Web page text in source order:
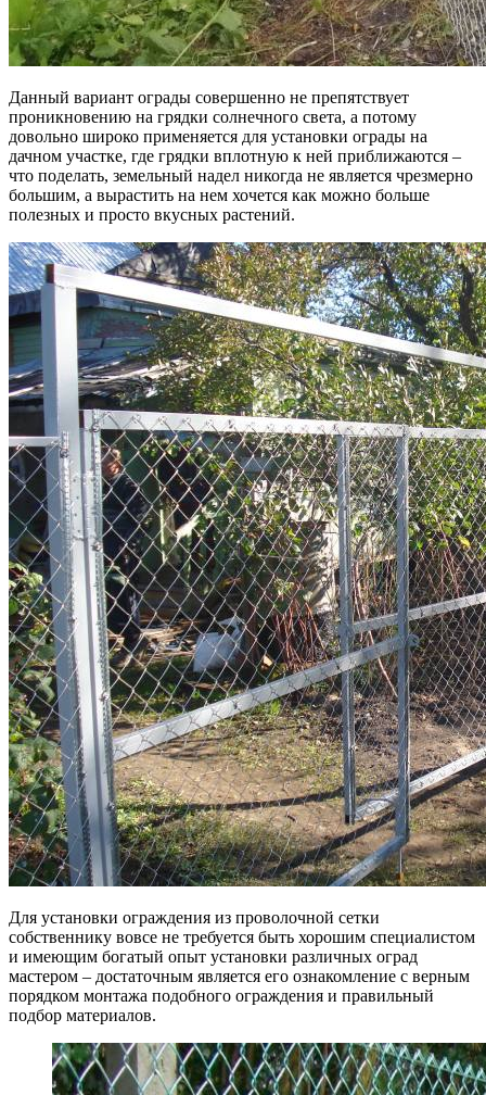
Данный вариант ограды совершенно не препятствует
проникновению на грядки солнечного света, а потому
довольно широко применяется для установки ограды на
дачном участке, где грядки вплотную к ней приближаются –
что поделать, земельный надел никогда не является чрезмерно
большим, а вырастить на нем хочется как можно больше
полезных и просто вкусных растений.
Для установки ограждения из проволочной сетки
собственнику вовсе не требуется быть хорошим специалистом
и имеющим богатый опыт установки различных оград
мастером – достаточным является его ознакомление с верным
порядком монтажа подобного ограждения и правильный
подбор материалов.